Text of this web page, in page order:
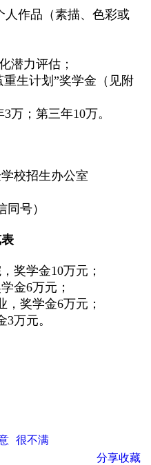
人作品（素描、色彩或
潜力评估；
重生计划 ”奖学金（见附
3万；第三年10万。
校招生办公室
同号）
奖学金10万元；
金6万元；
，奖学金6万元；
3万元。
很不满
收藏
分享